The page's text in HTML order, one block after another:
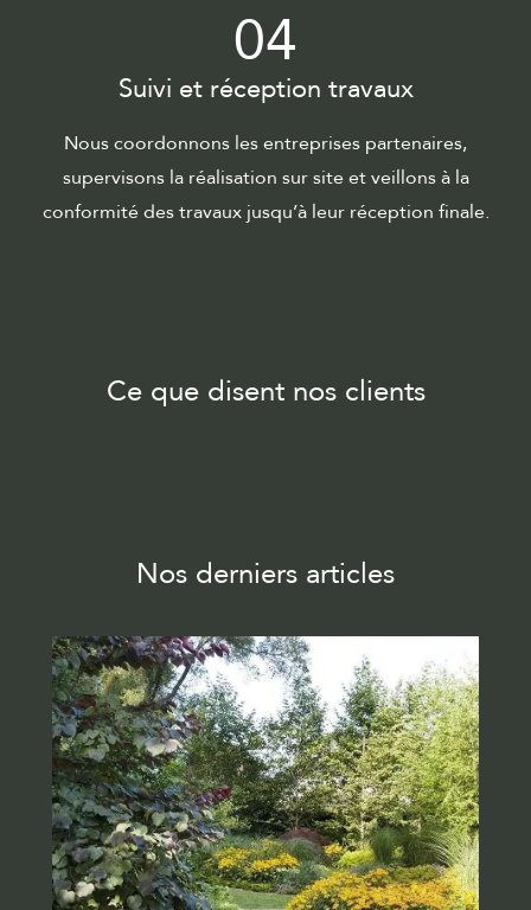
04
Suivi et réception travaux
Nous coordonnons les entreprises partenaires,
supervisons la réalisation sur site et veillons à la
conformité des travaux jusqu’à leur réception finale.
Ce que disent nos clients
Nos derniers articles